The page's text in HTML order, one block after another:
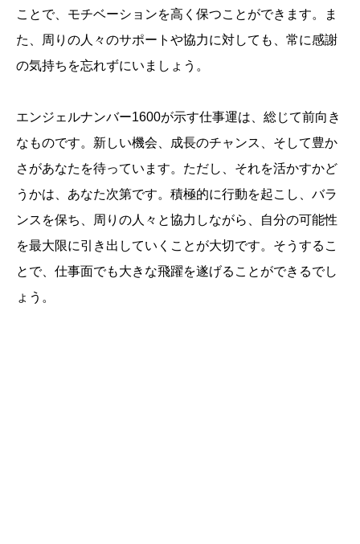
ことで、モチベーションを高く保つことができます。ま
た、周りの人々のサポートや協力に対しても、常に感謝
の気持ちを忘れずにいましょう。
エンジェルナンバー1600が示す仕事運は、総じて前向き
なものです。新しい機会、成長のチャンス、そして豊か
さがあなたを待っています。ただし、それを活かすかど
うかは、あなた次第です。積極的に行動を起こし、バラ
ンスを保ち、周りの人々と協力しながら、自分の可能性
を最大限に引き出していくことが大切です。そうするこ
とで、仕事面でも大きな飛躍を遂げることができるでし
ょう。